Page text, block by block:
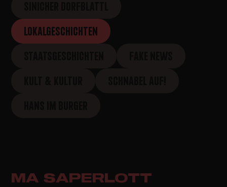
LOKALGESCHICHTEN
MA SAPERLOTT